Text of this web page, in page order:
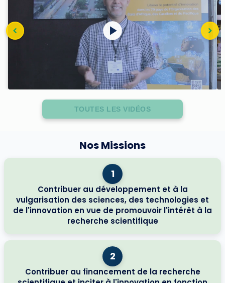
TOUTES LES VIDÉOS
Nos Missions
1
Contribuer au développement et à la
vulgarisation des sciences, des technologies et
de l'innovation en vue de promouvoir l'intérêt à la
recherche scientifique
2
Contribuer au financement de la recherche